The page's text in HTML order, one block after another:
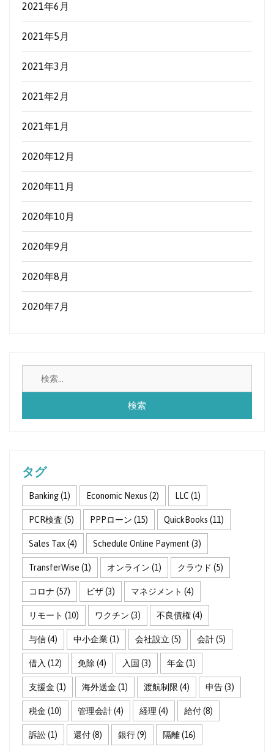
2021年6月
2021年5月
2021年3月
2021年2月
2021年1月
2020年12月
2020年11月
2020年10月
2020年9月
2020年8月
2020年7月
索:
タグ
Banking(1) Economic Nexus (2) LLC (1)
PCR検査 (5) PPPローン (15) QuickBooks (11)
Sales Tax(4) Schedule Online Payment (3)
TransferWise (1) オンライン (1) クラウド (5)
コロナ (57) ビザ(3) マネジメント (4)
リモート (10) ワクチン (3) 不良債権(4)
与信(4) 中小企業(1) 会社設立 (5) 会計(5)
借入 (12) 免除 (4) 入国 (3) 年金 (1)
支援金 (1) 海外送金 (1) 渡航制限 (4) 申告(3)
税金 (10) 管理会計(4) 経理 (4) 給付(8)
訴訟(1) 還付(8) 銀行(9) 隔離(16)